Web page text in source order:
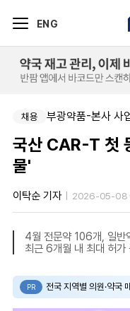
ENG
채용 팜리쿠르트-충청
채용 부광약품-본사 사
국산 CAR-T 첫
물'
이탁순 기자 2026-05-08
4월 전문약 106개, 일반
최근 6개월 내 최대 허가
PR 전국 지역별 의원·약국